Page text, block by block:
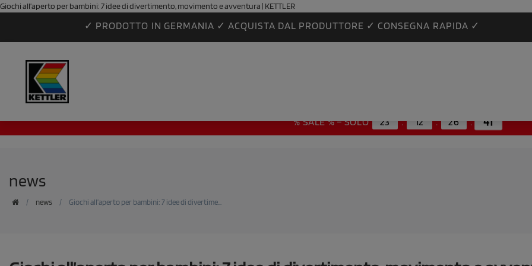
Giochi all’aperto per bambini: 7 idee di divertimento, movimento e avventura | KETTLER
✓ PRODOTTO IN GERMANIA ✓ ACQUISTA DAL PRODUTTORE ✓ CONSEGNA RAPIDA ✓
news
news Giochi all’aperto per bambini: 7 idee di divertime...
% SALE % – SOLO 23 : 12 : 26 : 40